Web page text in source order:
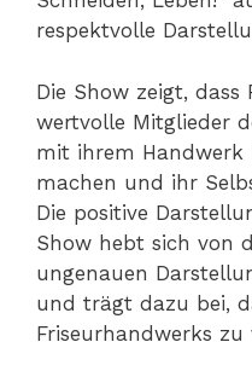
respektvolle
Die Show zeigt, dass
wertvolle Mitglieder
mit ihrem Handwerk
machen und ihr
Die positive
Show hebt sich von
ungenauen
und trägt dazu bei,
Friseurhandwerks zu